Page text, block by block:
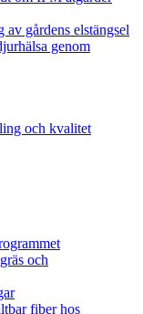
gårdens elstängsel
genom
och kvalitet
och
fiber hos